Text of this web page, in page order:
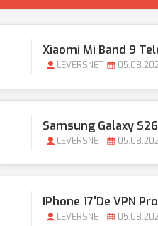
Xiaomi Mi Band 9
LEVERSNET
Samsung Galaxy
LEVERSNET
IPhone 17'de VPN
LEVERSNET